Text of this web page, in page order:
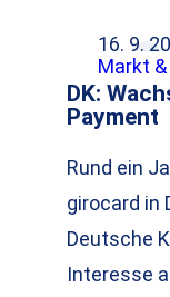
16. 9.
Markt
DK:
Payment
Rund ein
girocard in
Deutsche
Interesse